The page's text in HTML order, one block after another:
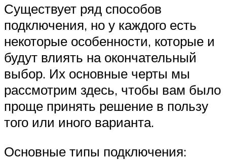
Существует ряд способов
подключения, но у каждого есть
некоторые особенности, которые и
будут влиять на окончательный
выбор. Их основные черты мы
рассмотрим здесь, чтобы вам было
проще принять решение в пользу
того или иного варианта.
Основные типы подключения: